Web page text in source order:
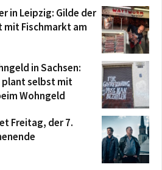
in Leipzig: Gilde der
Fischmarkt am
in Sachsen:
plant selbst mit
Wohngeld
Freitag, der 7.